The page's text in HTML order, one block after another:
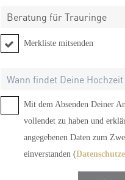
Beratung für Trauringe
Merkliste mitsenden
Mit dem Absenden Deiner
vollendet zu haben und
angegebenen Daten zum
einverstanden (